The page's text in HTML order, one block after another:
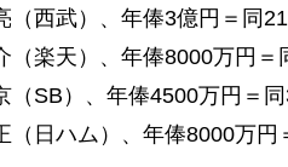
（西武）、年俸3億円＝同
（楽天）、年俸8000万円＝
（SB）、年俸4500万円＝
（日ハム）、年俸8000万円